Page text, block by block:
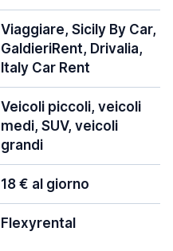
Viaggiare, Sicily By Car,
GaldieriRent, Drivalia,
Italy Car Rent
Veicoli piccoli, veicoli
medi, SUV, veicoli
grandi
18 € al giorno
Flexyrental